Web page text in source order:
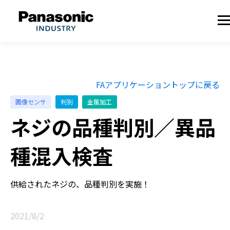
FAアプリケーショントップに戻る
画像センサ 判別 金属加工
ネジの品種判別／異品
種混入検査
供給されたネジの、品種判別を実施！
2021/8/2